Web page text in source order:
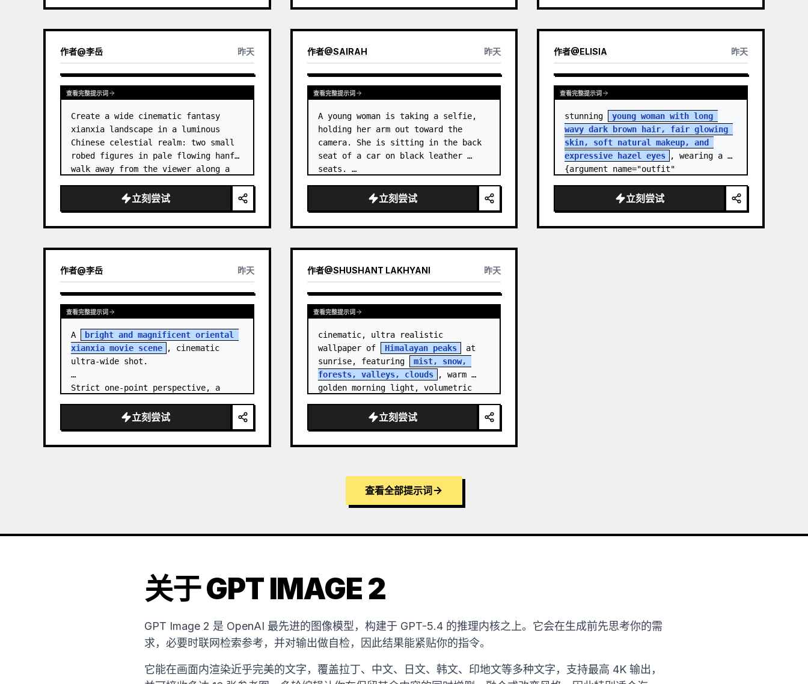
name=\"staircas…
作者@李岳 昨天
查看完整提示词
Create a wide cinematic fantasy
xianxia landscape in a luminous
Chinese celestial realm: two small
robed figures in pale flowing hanfu
walk away from the viewer along a
enormous ornate palace gate rising
from a mirror-still l…
立刻尝试
作者@SAIRAH 昨天
查看完整提示词
A young woman is taking a selfie,
holding her arm out toward the
camera. She is sitting in the back
seat of a car on black leather
seats. …
立刻尝试
作者@ELISIA 昨天
查看完整提示词
stunning
young woman with long
wavy dark brown hair, fair glowing
skin, soft natural makeup, and
expressive hazel eyes
, wearing a
{argument name="outfit"
red streetwear outfit consisting of
a…
立刻尝试
作者@李岳 昨天
查看完整提示词
A
bright and magnificent oriental
xianxia movie scene
, cinematic
ultra-wide shot.
Strict one-point perspective, a
light golden jade, passing through
the sea of clouds from the bottom…
立刻尝试
作者@SHUSHANT LAKHYANI 昨天
查看完整提示词
cinematic, ultra realistic
wallpaper of
Himalayan peaks
at
sunrise, featuring
mist, snow,
forests, valleys, clouds
, warm
golden morning light, volumetric
立刻尝试
查看全部提示词
关于 GPT IMAGE 2
GPT Image 2 是 OpenAI 最先进的图像模型，构建于 GPT-5.4 的推理内核之上。它会在生成前先思考你的需
求，必要时联网检索参考，并对输出做自检，因此结果能紧贴你的指令。
它能在画面内渲染近乎完美的文字，覆盖拉丁、中文、日文、韩文、印地文等多种文字，支持最高 4K 输出，